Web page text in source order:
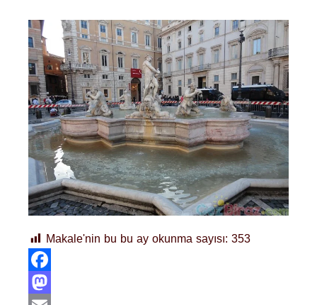
Makale'nin bu bu ay okunma sayısı: 353
Facebook